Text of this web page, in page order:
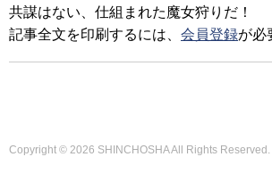
共謀はない、仕組まれた魔女狩りだ！
記事全文を印刷するには、 会員登録が必
Copyright © 2026 SHINCHOSHA All Rights